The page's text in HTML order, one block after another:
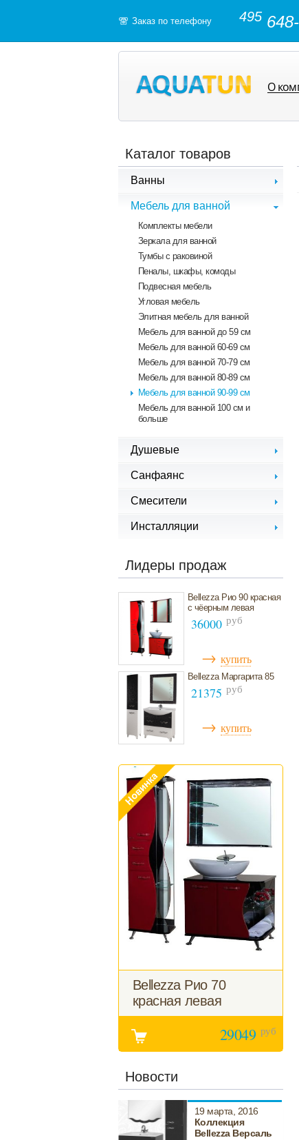
Заказ по телефону 495
О
Каталог товаров
Ванны
Чугунные ванны
Акриловые ванны
Гидромассажные ванны
Ванны из литого мрамора
Экраны для ванной
Комплектующие
Мебель для ванной
Комплекты мебели
Зеркала для ванной
Тумбы с раковиной
Пеналы, шкафы, комоды
Подвесная мебель
Угловая мебель
Элитная мебель для ванной
Mебель для ванной до 59 см
Мебель для ванной 60-69 см
Мебель для ванной 70-79 см
Мебель для ванной 80-89 см
Мебель для ванной 90-99 см
Мебель для ванной 100 см и
больше
Душевые
Душевые кабины, уголки
Санфаянс
Раковины
Смесители
Смесители для душа
Смесители для раковины
Инсталляции
Инсталляции для душа
Инсталляции для раковин
Инсталляции для унитазов
Инсталляции для писсуаров
Лидеры продаж
Bellezza Рио 90 красная
с чёерным левая
36000 руб
→ купить
Bellezza Маргарита 85
21375 руб
→ купить
Bellezza Рио 70
красная левая
29049 руб
Новости
19 марта, 2016
Коллекция
Bellezza Версаль